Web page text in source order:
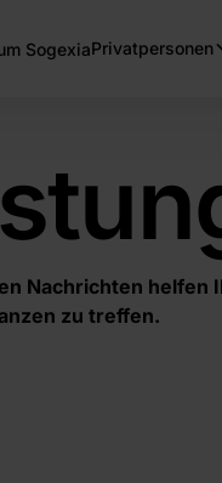
SogexiaPrivatpersonen
Nachrichten helfen
zu treffen.